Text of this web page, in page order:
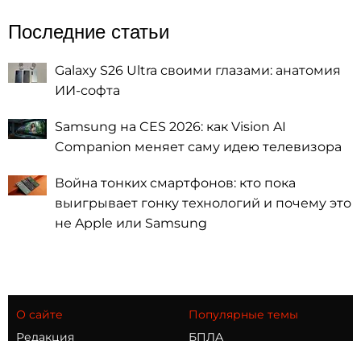
Последние статьи
Galaxy S26 Ultra своими глазами: анатомия
ИИ-софта
Samsung на CES 2026: как Vision AI
Companion меняет саму идею телевизора
Война тонких смартфонов: кто пока
выигрывает гонку технологий и почему это
не Apple или Samsung
О сайте
Редакция
Популярные темы
БПЛА